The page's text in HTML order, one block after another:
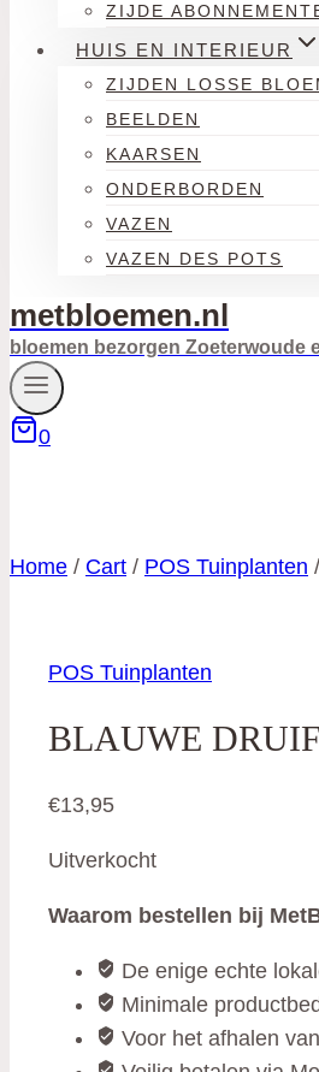
ZIJDE
HUIS EN INTERIEUR
ZIJDEN LOSSE
BEELDEN
KAARSEN
ONDERBORDEN
VAZEN
VAZEN DES POTS
metbloemen.nl
bloemen bezorgen Zoeterwoude
0
Home / Cart / POS Tuinplanten /
POS Tuinplanten
BLAUWE
€13,95
Uitverkocht
Waarom bestellen bij
De enige echte
Minimale
Voor het afhalen